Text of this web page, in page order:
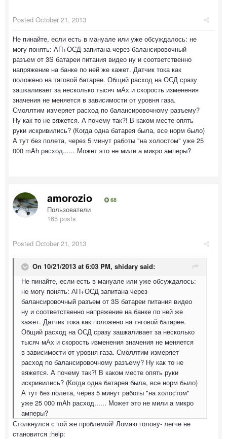
Posted October 21, 2013
Не пинайте, если есть в мануале или уже обсуждалось: не
могу понять: АП+ОСД запитана через балансировочный
разъем от 3S батареи питания видео ну и соответственно
напряжение на банке по ней же кажет. Датчик тока как
положено на тяговой батарее. Общий расход на ОСД сразу
зашкаливает за несколько тысяч мАх и скорость изменения
значения не меняется в зависимости от уровня газа.
Смоллтим измеряет расход по балансировочному разъему?
Ну как то не вяжется. А почему так?! В каком месте опять
руки искривились? (Когда одна батарея была, все норм было)
А тут без полета, через 5 минут работы "на холостом" уже 25
000 mAh расход...... Может это не мили а микро амперы?
amorozio 68
Пользователи
165 posts
Posted October 21, 2013
On 10/21/2013 at 6:03 PM, shidary said:
Не пинайте, если есть в мануале или уже обсуждалось:
не могу понять: АП+ОСД запитана через
балансировочный разъем от 3S батареи питания видео
ну и соответственно напряжение на банке по ней же
кажет. Датчик тока как положено на тяговой батарее.
Общий расход на ОСД сразу зашкаливает за несколько
тысяч мАх и скорость изменения значения не меняется
в зависимости от уровня газа. Смоллтим измеряет
расход по балансировочному разъему? Ну как то не
вяжется. А почему так?! В каком месте опять руки
искривились? (Когда одна батарея была, все норм было)
А тут без полета, через 5 минут работы "на холостом"
уже 25 000 mAh расход...... Может это не мили а микро
амперы?
Столкнулся с той же проблемой! Ломаю голову- легче не
становится :help: